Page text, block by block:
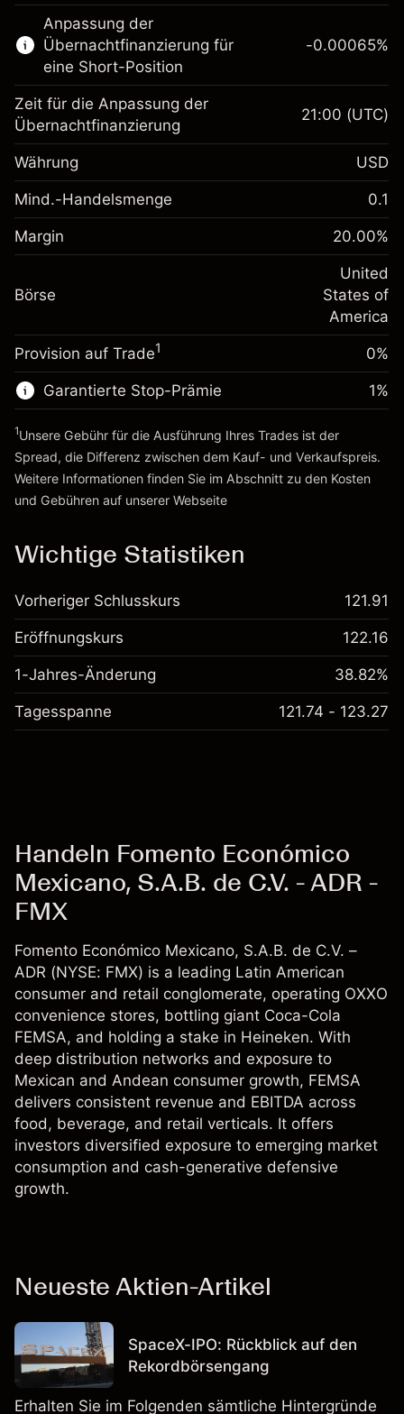
CFDs
Margin. Ihre Investition
$1,000.00
Anpassung der
Übernachtfinanzierung
fremdfinanzierten
(-$1.08)
~$5,000.00
Zur Plattform
Anpassung der
Übernachtfinanzierung für
eine Short-Position
Margin. Ihre Investition
$1,000.00
Anpassung der
-0.000654
%
(-$0.03)
Positionsgröße mit Hebelwirkung
~$5,000.00
Geld aus Hebelwirkung ~
Zur Plattform
-0.00065%
Zeit für die Anpassung der
Übernachtfinanzierung
21:00 (UTC)
Währung USD
Mind.-Handelsmenge 0.1
Margin 20.00%
Börse
United
States of
America
Provision auf Trade1 0%
Garantierte Stop-Prämie 1%
1Unsere Gebühr für die Ausführung Ihres Trades ist der
Spread, die Differenz zwischen dem Kauf- und Verkaufspreis.
Weitere Informationen finden Sie im Abschnitt zu den Kosten
und Gebühren auf unserer Webseite
Wichtige Statistiken
Vorheriger Schlusskurs 121.91
Eröffnungskurs 122.16
1-Jahres-Änderung 38.82%
Tagesspanne 121.74 - 123.27
Handeln Fomento Económico
Mexicano, S.A.B. de C.V. - ADR -
FMX
Fomento Económico Mexicano, S.A.B. de C.V. –
ADR (NYSE: FMX) is a leading Latin American
consumer and retail conglomerate, operating OXXO
convenience stores, bottling giant Coca-Cola
FEMSA, and holding a stake in Heineken. With
deep distribution networks and exposure to
Mexican and Andean consumer growth, FEMSA
delivers consistent revenue and EBITDA across
food, beverage, and retail verticals. It offers
investors diversified exposure to emerging market
consumption and cash-generative defensive
growth.
Neueste Aktien-Artikel
SpaceX-IPO: Rückblick auf den
Rekordbörsengang
Erhalten Sie im Folgenden sämtliche Hintergründe